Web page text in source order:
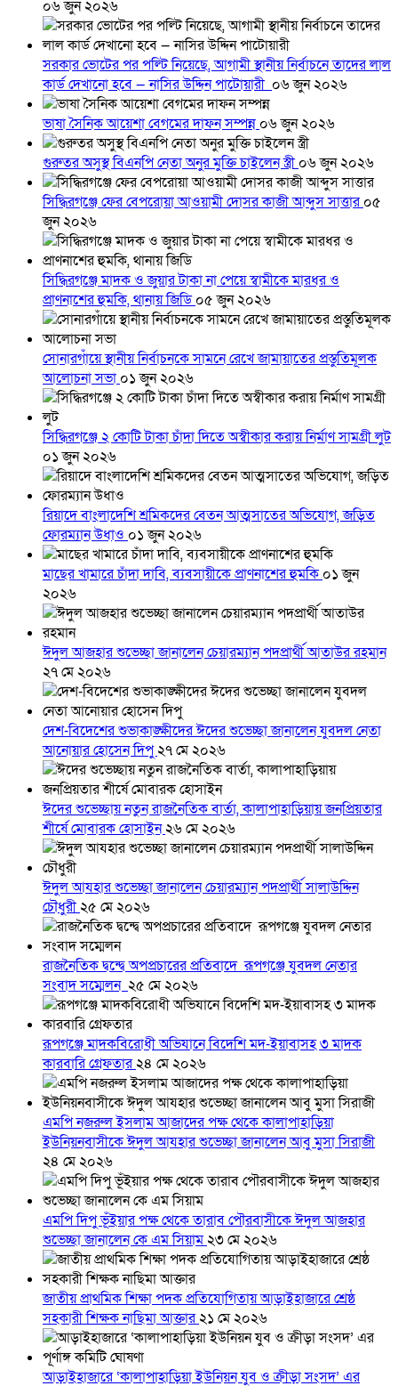
০৬ জুন ২০২৬
সরকার ভোটের পর পল্টি নিয়েছে, আগামী স্থানীয় নির্বাচনে তাদের লাল
কার্ড দেখানো হবে — নাসির উদ্দিন পাটোয়ারী ০৬ জুন ২০২৬
ভাষা সৈনিক আয়েশা বেগমের দাফন সম্পন্ন ০৬ জুন ২০২৬
গুরুতর অসুস্থ বিএনপি নেতা অনুর মুক্তি চাইলেন স্ত্রী০৬ জুন ২০২৬
সিদ্ধিরগঞ্জে ফের বেপরোয়া আওয়ামী দোসর কাজী আব্দুস সাত্তার০৫
জুন ২০২৬
সিদ্ধিরগঞ্জে মাদক ও জুয়ার টাকা না পেয়ে স্বামীকে মারধর ও
প্রাণনাশের হুমকি, থানায় জিডি০৫ জুন ২০২৬
সোনারগাঁয়ে স্থানীয় নির্বাচনকে সামনে রেখে জামায়াতের প্রস্তুতিমূলক
আলোচনা সভা ০১ জুন ২০২৬
সিদ্ধিরগঞ্জে ২ কোটি টাকা চাঁদা দিতে অস্বীকার করায় নির্মাণ সামগ্রী লুট
০১ জুন ২০২৬
রিয়াদে বাংলাদেশি শ্রমিকদের বেতন আত্মসাতের অভিযোগ, জড়িত
ফোরম্যান উধাও ০১ জুন ২০২৬
মাছের খামারে চাঁদা দাবি, ব্যবসায়ীকে প্রাণনাশের হুমকি ০১ জুন
২০২৬
ঈদুল আজহার শুভেচ্ছা জানালেন চেয়ারম্যান পদপ্রার্থী আতাউর রহমান
২৭ মে ২০২৬
দেশ-বিদেশের শুভাকাঙ্ক্ষীদের ঈদের শুভেচ্ছা জানালেন যুবদল নেতা
আনোয়ার হোসেন দিপু২৭ মে ২০২৬
ঈদের শুভেচ্ছায় নতুন রাজনৈতিক বার্তা, কালাপাহাড়িয়ায় জনপ্রিয়তার
শীর্ষে মোবারক হোসাইন২৬ মে ২০২৬
ঈদুল আযহার শুভেচ্ছা জানালেন চেয়ারম্যান পদপ্রার্থী সালাউদ্দিন
চৌধুরী২৫ মে ২০২৬
রাজনৈতিক দ্বন্দ্বে অপপ্রচারের প্রতিবাদে ‎রূপগঞ্জে যুবদল নেতার
সংবাদ সম্মেলন ‎ ২৫ মে ২০২৬
রূপগঞ্জে মাদকবিরোধী অভিযানে বিদেশি মদ-ইয়াবাসহ ৩ মাদক
কারবারি গ্রেফতার২৪ মে ২০২৬
এমপি নজরুল ইসলাম আজাদের পক্ষ থেকে কালাপাহাড়িয়া
ইউনিয়নবাসীকে ঈদুল আযহার শুভেচ্ছা জানালেন আবু মুসা সিরাজী
২৪ মে ২০২৬
এমপি দিপু ভূঁইয়ার পক্ষ থেকে তারাব পৌরবাসীকে ঈদুল আজহার
শুভেচ্ছা জানালেন কে এম সিয়াম২৩ মে ২০২৬
জাতীয় প্রাথমিক শিক্ষা পদক প্রতিযোগিতায় আড়াইহাজারে শ্রেষ্ঠ
সহকারী শিক্ষক নাছিমা আক্তার২১ মে ২০২৬
আড়াইহাজারে ‘কালাপাহাড়িয়া ইউনিয়ন যুব ও ক্রীড়া সংসদ’ এর